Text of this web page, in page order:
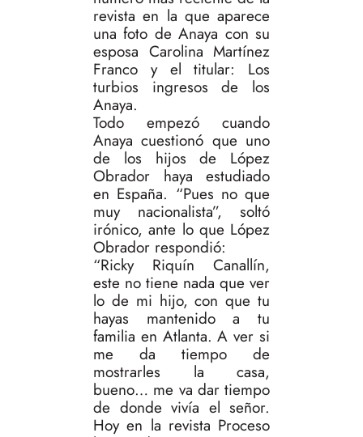
revista en la que aparece
una foto de Anaya con su
esposa Carolina Martínez
Franco y el titular: Los
turbios ingresos de los
Anaya.
Todo empezó cuando
Anaya cuestionó que uno
de los hijos de López
Obrador haya estudiado
en España. “Pues no que
muy nacionalista”, soltó
irónico, ante lo que López
Obrador respondió:
“Ricky Riquín Canallín,
este no tiene nada que ver
lo de mi hijo, con que tu
hayas mantenido a tu
familia en Atlanta. A ver si
me da tiempo de
mostrarles la casa,
bueno… me va dar tiempo
de donde vivía el señor.
Hoy en la revista Proceso